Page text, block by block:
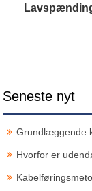
Seneste nyt
Grundlæggende
Hvorfor er